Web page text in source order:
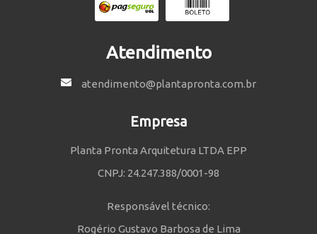
Atendimento
atendimento@plantapronta.com.br
Empresa
Planta Pronta Arquitetura LTDA EPP
CNPJ: 24.247.388/0001-98
Responsável técnico:
Rogério Gustavo Barbosa de Lima